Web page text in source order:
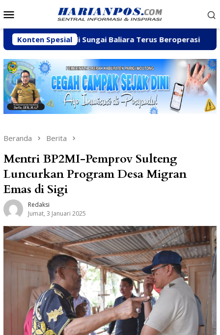
ke
Mobile
Konten Spesial
C di Sungai Baliara Terus Beroperasi Arpan
Beranda Berita
Mentri BP2MI-Pemprov Sulteng
Luncurkan Program Desa Migran
Emas di Sigi
Redaksi
Jumat, 3 Januari 2025